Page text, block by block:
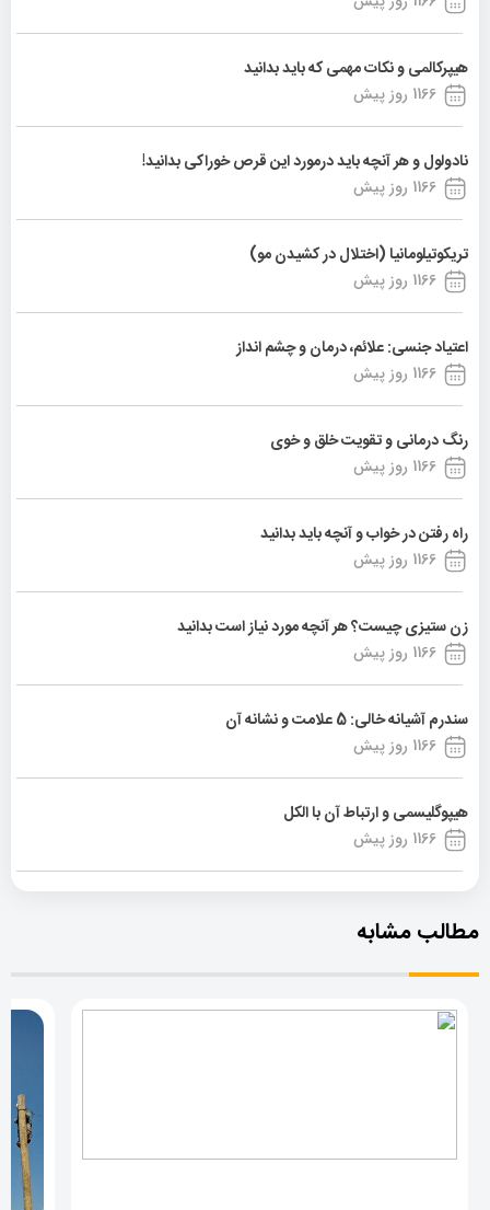
هیپرکالمی و نکات مهمی که باید بدانید
1166 روز پیش
نادولول و هر آنچه باید درمورد این قرص خوراکی بدانید!
1166 روز پیش
تریکوتیلومانیا (اختلال در کشیدن مو)
1166 روز پیش
اعتیاد جنسی: علائم، درمان و چشم انداز
1166 روز پیش
رنگ درمانی و تقویت خلق و خوی
1166 روز پیش
راه رفتن در خواب و آنچه باید بدانید
1166 روز پیش
زن ستیزی چیست؟ هر آنچه مورد نیاز است بدانید
1166 روز پیش
سندرم آشیانه خالی: 5 علامت و نشانه آن
1166 روز پیش
هیپوگلیسمی و ارتباط آن با الکل
1166 روز پیش
مطالب مشابه